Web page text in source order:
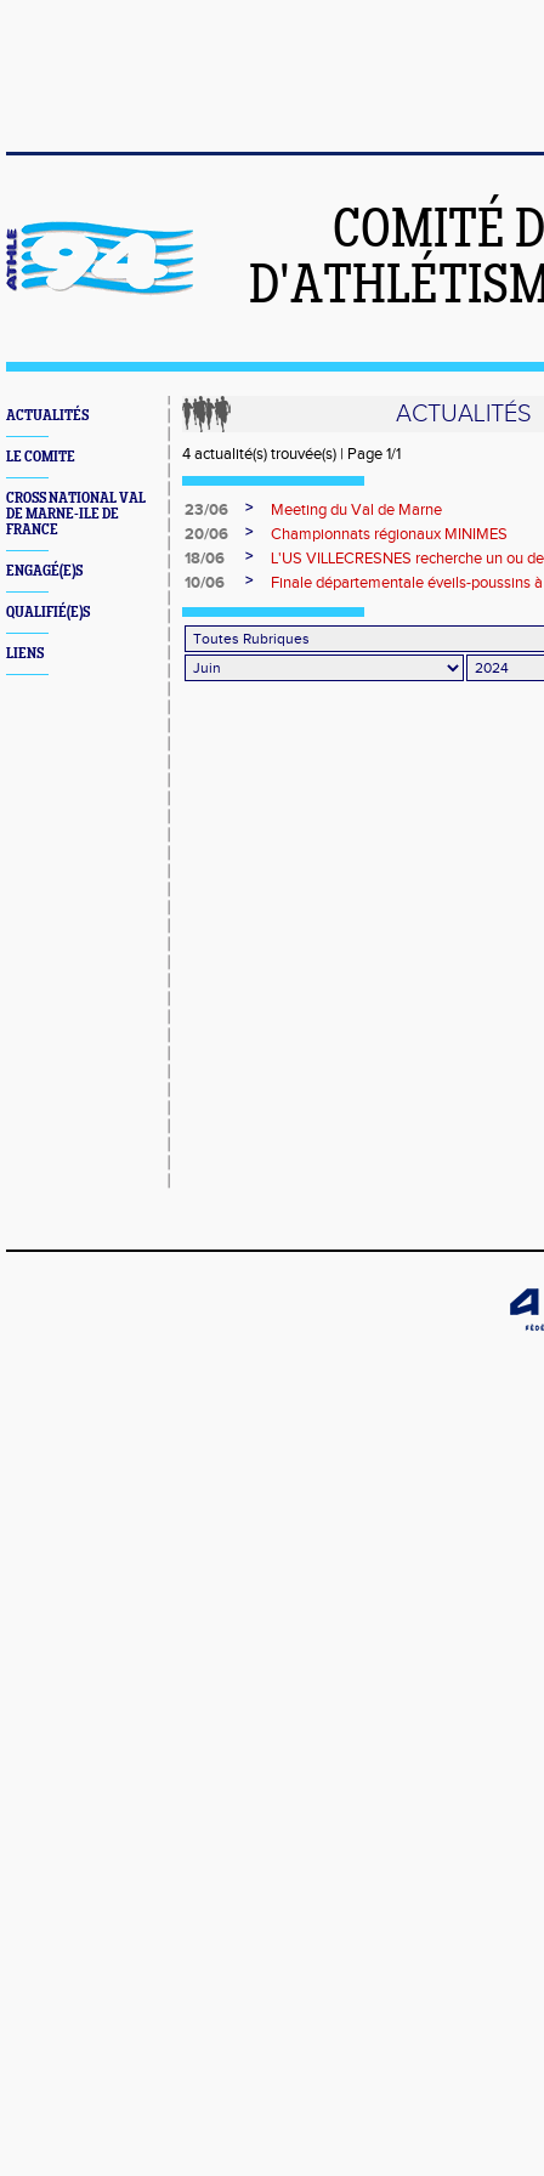
COMITÉ
ACTUALITÉS
LE COMITE
CROSS NATIONAL VAL
DE MARNE-ILE DE
FRANCE
ENGAGÉ(E)S
QUALIFIÉ(E)S
LIENS
ACTUALITÉS
4 actualité(s) trouvée(s) | Page 1/1
23/06 >
Meeting du Val de Marne
20/06
>
Championnats régionaux MINIMES
18/06
>
L'US VILLECRESNES recherche un ou
10/06
> Finale départementale éveils-poussins